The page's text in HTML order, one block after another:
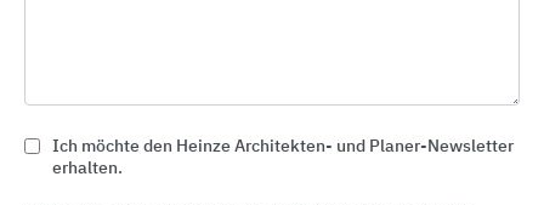
heroal Sonnenschutzsysteme
Ich möchte den Heinze Architekten- und Planer-Newsletter
erhalten.